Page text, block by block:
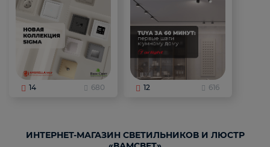
14 680 12 616
ИНТЕРНЕТ-МАГАЗИН СВЕТИЛЬНИКОВ И ЛЮСТР